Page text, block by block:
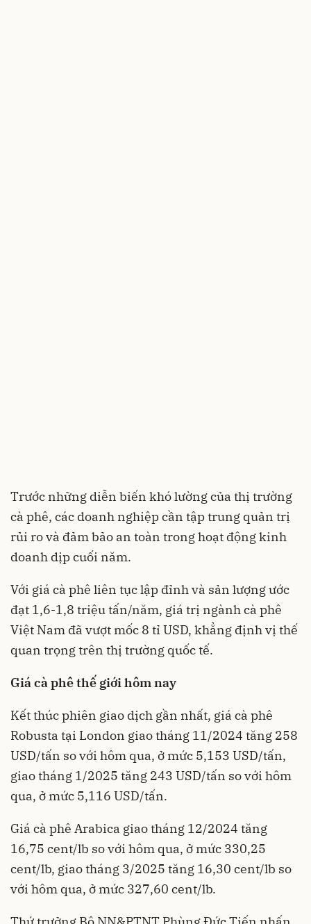
Trước những diễn biến khó lường của thị trường
cà phê, các doanh nghiệp cần tập trung quản trị
rủi ro và đảm bảo an toàn trong hoạt động kinh
doanh dịp cuối năm.
Với giá cà phê liên tục lập đỉnh và sản lượng ước
đạt 1,6-1,8 triệu tấn/năm, giá trị ngành cà phê
Việt Nam đã vượt mốc 8 tỉ USD, khẳng định vị thế
quan trọng trên thị trường quốc tế.
Giá cà phê thế giới hôm nay
Kết thúc phiên giao dịch gần nhất, giá cà phê
Robusta tại London giao tháng 11/2024 tăng 258
USD/tấn so với hôm qua, ở mức 5,153 USD/tấn,
giao tháng 1/2025 tăng 243 USD/tấn so với hôm
qua, ở mức 5,116 USD/tấn.
Giá cà phê Arabica giao tháng 12/2024 tăng
16,75 cent/lb so với hôm qua, ở mức 330,25
cent/lb, giao tháng 3/2025 tăng 16,30 cent/lb so
với hôm qua, ở mức 327,60 cent/lb.